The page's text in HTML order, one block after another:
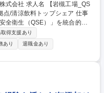
槻工場_QS
涼飲料トップシェア 仕事
全衛生（QSE）」を統合的に
部長の補佐として、拠点全体
定した工場運営と継続的なレ
品安全、GMP、環境、労働安
・安全課題の分析および是正
および是正処置の取りまとめ ■
取得支援あり
あり
退職金あり